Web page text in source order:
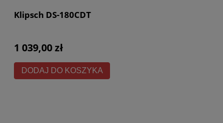
Klipsch DS-180CDT
1 039,00 zł
DODAJ DO KOSZYKA